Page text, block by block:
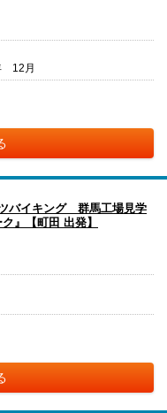
12月
バイキング 群馬工場見学
』【町田 出発】